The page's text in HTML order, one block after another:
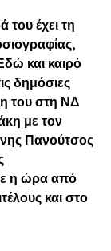
έχει τη
και καιρό
δημόσιες
του στη ΝΔ
με τον
Πανούτσος
η ώρα από
και στο